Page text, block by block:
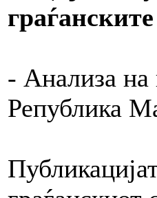
- Анализа на
Република